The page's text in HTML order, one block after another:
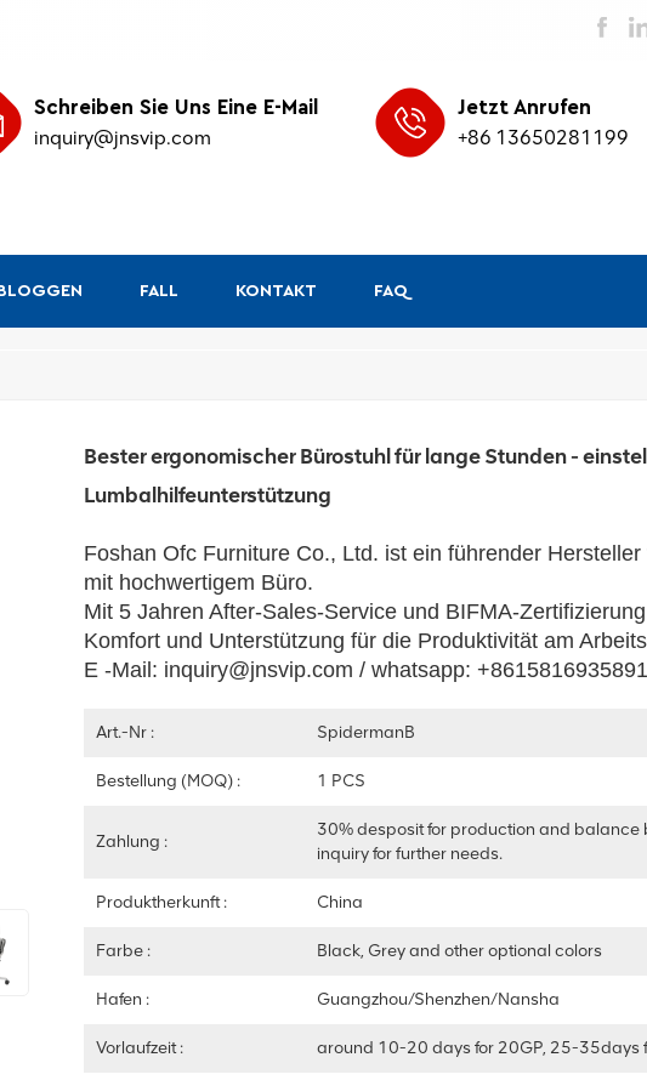
Schreiben Sie Uns Eine E-Mail
inquiry@jnsvip.com
Jetzt Anrufen
+86 13650281199
FALL KONTAKT FAQ
Bester ergonomischer Bürostuhl für lange Stunden -
Lumbalhilfeunterstützung
Foshan Ofc Furniture Co., Ltd. ist ein führender
mit hochwertigem Büro.
Mit 5 Jahren After-Sales-Service und BIFMA-
Komfort und Unterstützung für die Produktivität am
E -Mail: inquiry@jnsvip.com / whatsapp: +8615816935891
Art.-Nr : SpidermanB
Bestellung (MOQ) : 1 PCS
Zahlung :
30% desposit for production and balance
inquiry for further needs.
Produktherkunft : China
Farbe : Black, Grey and other optional colors
Hafen : Guangzhou/Shenzhen/Nansha
Vorlaufzeit : around 10-20 days for 20GP, 25-35days